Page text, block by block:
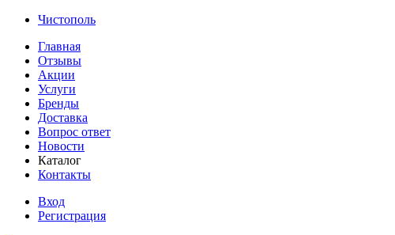
Чистополь
Главная
Отзывы
Акции
Услуги
Бренды
Доставка
Вопрос ответ
Новости
Каталог
Контакты
Вход
Регистрация